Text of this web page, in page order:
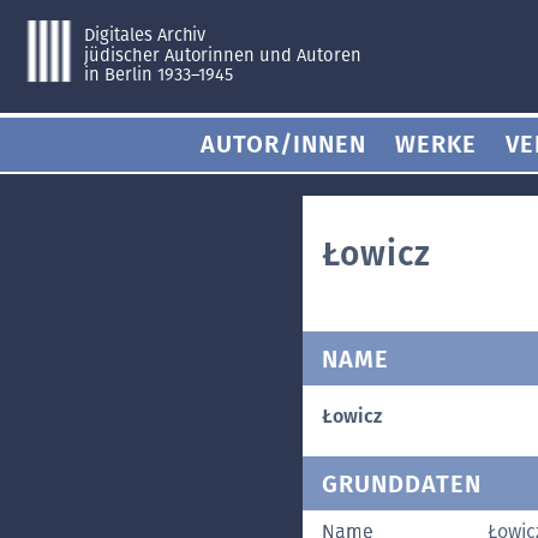
Digitales Archiv
jüdischer Autorinnen und Autoren
in Berlin 1933–1945
AUTOR/INNEN WERKE
Łowicz
NAME
Łowicz
GRUNDDATEN
Name